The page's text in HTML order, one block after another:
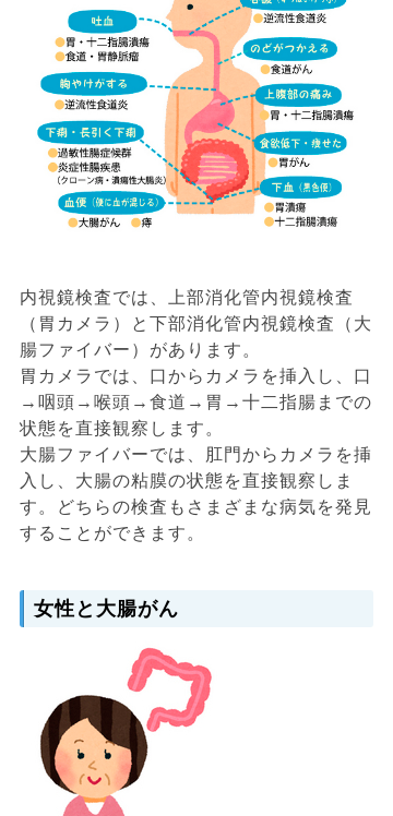
内視鏡検査では、上部消化管内視鏡検査
（胃カメラ）と下部消化管内視鏡検査（大
腸ファイバー）があります。
胃カメラでは、口からカメラを挿入し、口
→咽頭→喉頭→食道→胃→十二指腸までの
状態を直接観察します。
大腸ファイバーでは、肛門からカメラを挿
入し、大腸の粘膜の状態を直接観察しま
す。どちらの検査もさまざまな病気を発見
することができます。
女性と大腸がん